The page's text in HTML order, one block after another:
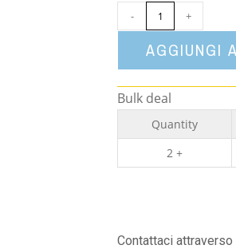
- +
AGGIUNGI
Bulk deal
Quantity
2 +
Contattaci